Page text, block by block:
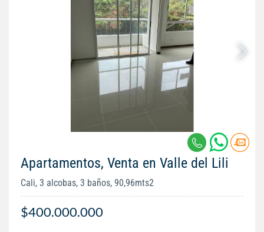
Apartamentos, Venta en Valle del Lili
Cali, 3 alcobas, 3 baños, 90,96mts2
$400.000.000